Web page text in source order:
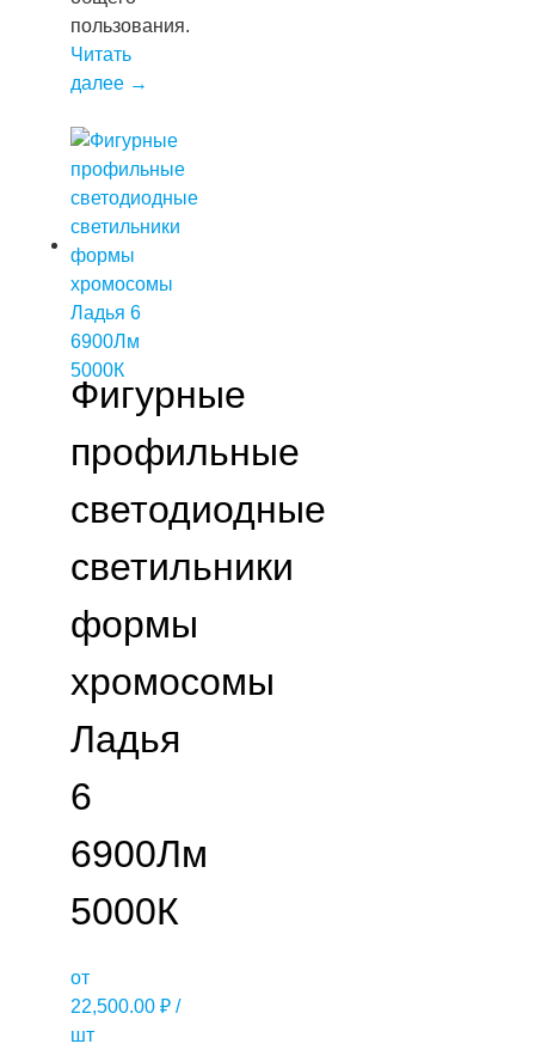
пользования.
Читать
далее →
Фигурные
профильные
светодиодные
светильники
формы
хромосомы
Ладья
6
6900Лм
5000К
от
22,500.00 ₽ /
шт